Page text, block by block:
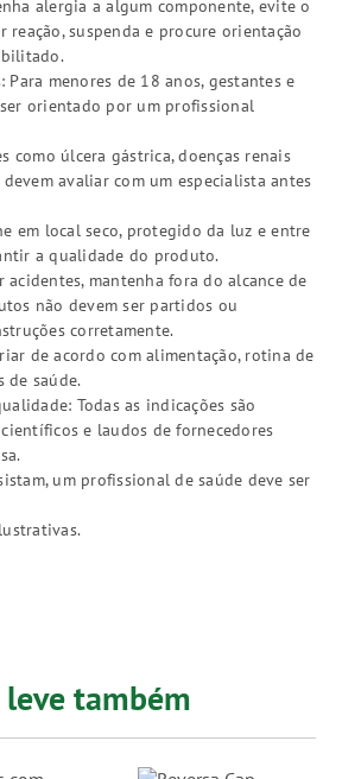
alergia a algum componente, evite o
reação, suspenda e procure orientação
Para menores de 18 anos, gestantes e
orientado por um profissional
como úlcera gástrica, doenças renais
avaliar com um especialista antes
em local seco, protegido da luz e entre
a qualidade do produto.
acidentes, mantenha fora do alcance de
não devem ser partidos ou
corretamente.
de acordo com alimentação, rotina de
de saúde.
Todas as indicações são
e laudos de fornecedores
um profissional de saúde deve ser
também